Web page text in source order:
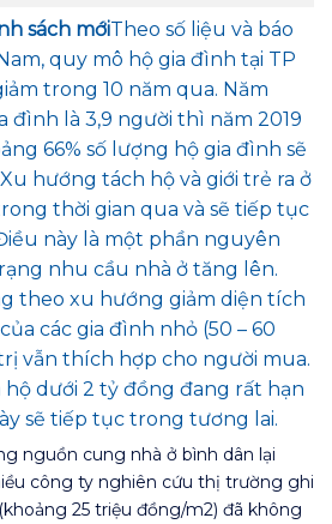
sách mớiTheo số liệu và báo
quy mô hộ gia đình tại TP
trong 10 năm qua. Năm
đình là 3,9 người thì năm 2019
66% số lượng hộ gia đình sẽ
hướng tách hộ và giới trẻ ra ở
thời gian qua và sẽ tiếp tục
này là một phần nguyên
nhu cầu nhà ở tăng lên.
theo xu hướng giảm diện tích
các gia đình nhỏ (50 – 60
vẫn thích hợp cho người mua.
hộ dưới 2 tỷ đồng đang rất hạn
sẽ tiếp tục trong tương lai.
nguồn cung nhà ở bình dân lại
công ty nghiên cứu thị trường ghi
25 triệu đồng/m2) đã không